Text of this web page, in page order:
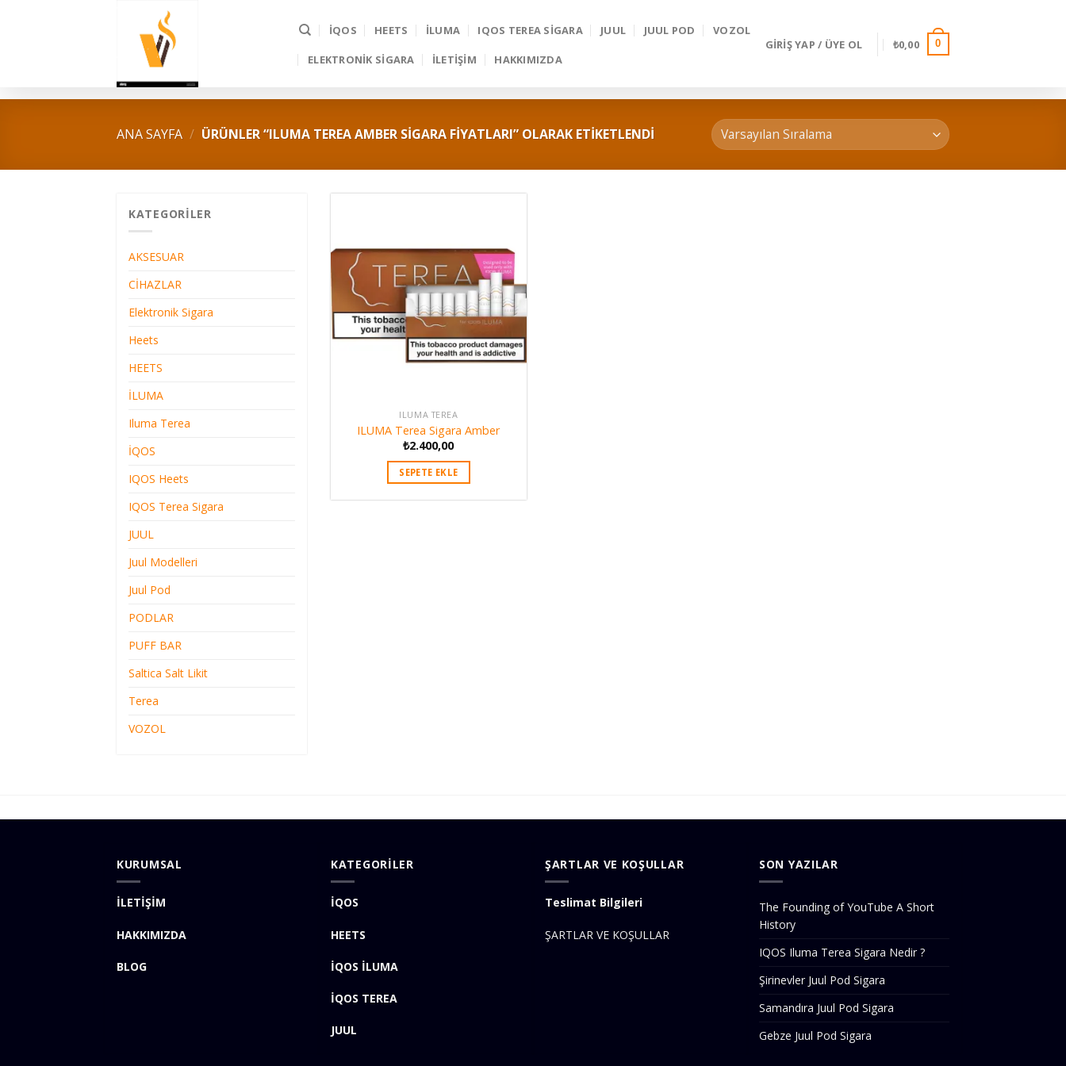
İQOS HEETS İLUMA IQOS TEREA SIGARA JUUL JUUL POD VOZOL
ELEKTRONIK SIGARA İLETİŞİM HAKKIMIZDA
GIRIŞ YAP / ÜYE OL ₺0,00 0
ANA SAYFA / ÜRÜNLER “ILUMA TEREA AMBER SIGARA FIYATLARI” OLARAK ETIKETLENDI
KATEGORILER
AKSESUAR
CİHAZLAR
Elektronik Sigara
Heets
HEETS
İLUMA
Iluma Terea
İQOS
IQOS Heets
IQOS Terea Sigara
JUUL
Juul Modelleri
Juul Pod
PODLAR
PUFF BAR
Saltica Salt Likit
Terea
VOZOL
ILUMA TEREA
ILUMA Terea Sigara Amber
₺2.400,00
SEPETE EKLE
KURUMSAL
İLETİŞİM
HAKKIMIZDA
BLOG
KATEGORİLER
İQOS
HEETS
İQOS İLUMA
İQOS TEREA
JUUL
ŞARTLAR VE KOŞULLAR
Teslimat Bilgileri
ŞARTLAR VE KOŞULLAR
SON YAZILAR
The Founding of YouTube A Short
History
IQOS Iluma Terea Sigara Nedir ?
Şirinevler Juul Pod Sigara
Samandıra Juul Pod Sigara
Gebze Juul Pod Sigara